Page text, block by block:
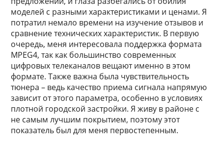
моделей с разными характеристиками и ценами. Я
потратил немало времени на изучение отзывов и
сравнение технических характеристик. В первую
очередь, меня интересовала поддержка формата
MPEG4, так как большинство современных
цифровых телеканалов вещают именно в этом
формате. Также важна была чувствительность
тюнера – ведь качество приема сигнала напрямую
зависит от этого параметра, особенно в условиях
плотной городской застройки. Я живу в районе с
не самым лучшим покрытием, поэтому этот
показатель был для меня первостепенным.